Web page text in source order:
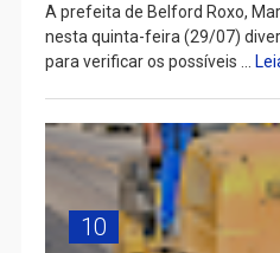
A prefeita de Belford Roxo,
nesta quinta-feira (29/07)
para verificar os possíveis ...
10